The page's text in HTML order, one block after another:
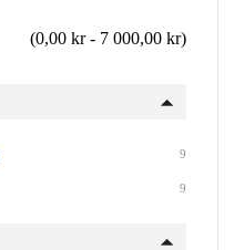
(0,00 kr - 7 000,00 kr)
9
9